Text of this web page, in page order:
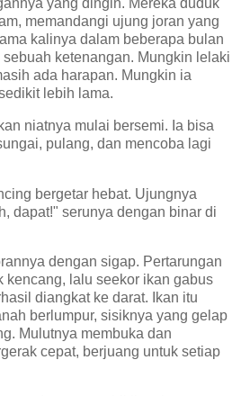
memandangi ujung joran yang
kalinya dalam beberapa bulan
ketenangan. Mungkin lelaki
ada harapan. Mungkin ia
lebih lama.
niatnya mulai bersemi. Ia bisa
pulang, dan mencoba lagi
bergetar hebat. Ujungnya
dapat!" serunya dengan binar di
dengan sigap. Pertarungan
kencang, lalu seekor ikan gabus
diangkat ke darat. Ikan itu
berlumpur, sisiknya yang gelap
Mulutnya membuka dan
cepat, berjuang untuk setiap